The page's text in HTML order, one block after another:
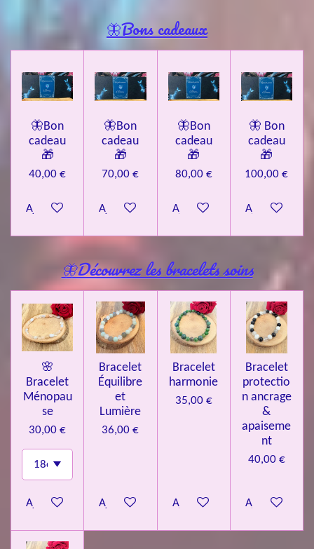
🦋Bons cadeaux
🦋Bon
cadeau
🎁
40,00 €
Ajouter au panier
🦋Bon
cadeau
🎁
70,00 €
Ajouter au panier
🦋Bon
cadeau
🎁
80,00 €
Ajouter au panier
🦋 Bon
cadeau
🎁
100,00 €
Ajouter au
🦋Découvrez les bracelets soins
🌸
Bracelet
Ménopau
se
30,00 €
Ajouter au panier
Bracelet
Équilibre
et
Lumière
36,00 €
Ajouter au panier
Bracelet
harmonie
35,00 €
Ajouter au panier
Bracelet
protectio
n ancrage
&
apaiseme
nt
40,00 €
Ajouter au